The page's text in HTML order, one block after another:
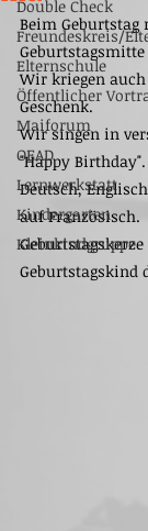
Double Check
Freundeskreis/
Elternschule
Öffentlicher
Maiforum
OEAD
Lernwerkstatt
Kindergarten
Kleinkindgruppe
Beim
Wir kriegen
Geschenk.
Wir singen in
"Happy
Deutsch,
auf Französisch.
Geburtstagskind